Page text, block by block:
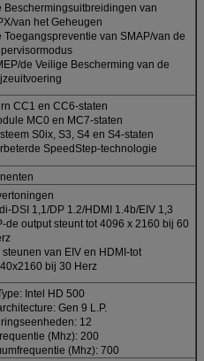
Beschermingsuitbreidingen van
van het Geheugen
Toegangspreventie van SMAP/van de
de Veilige Bescherming van de
CC1 en CC6-staten
MC0 en MC7-staten
S0ix, S3, S4 en S4-staten
SpeedStep-technologie
DSI 1,1/DP 1.2/HDMI 1.4b/EIV 1,3
de output steunt tot 4096 x 2160 bij 60
steunen van EIV en HDMI-tot
bij 30 Herz
Intel HD 500
Gen 9 L.P.
12
(Mhz): 200
(Mhz): 700